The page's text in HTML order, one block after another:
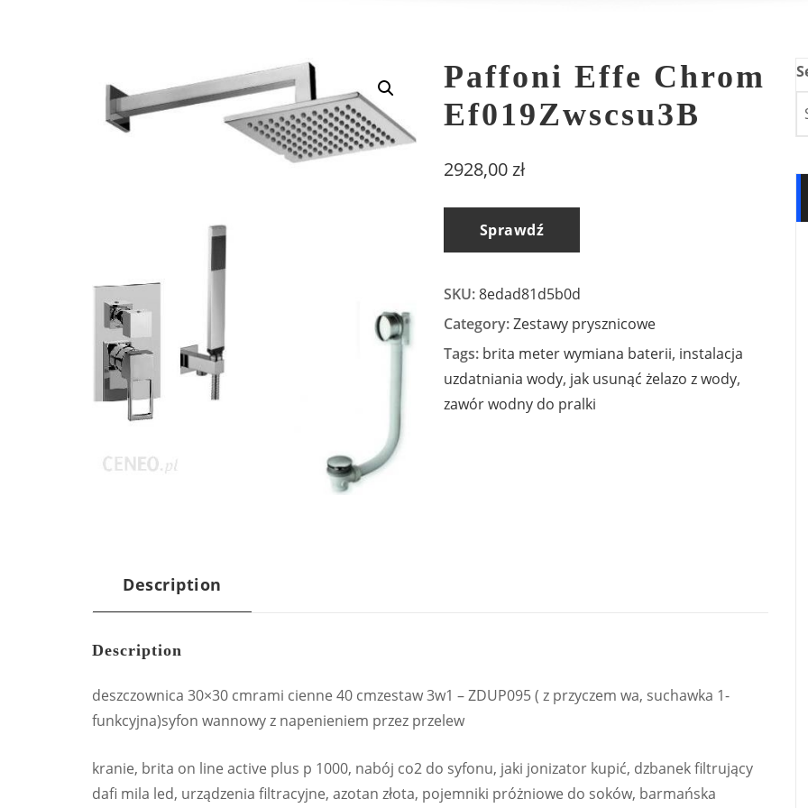
Paffoni Effe Chrom
Ef019Zwscsu3B
2928,00zł
Sprawdź
SKU:8edad81d5b0d
Category:Zestawy prysznicowe
Tags: brita meter wymiana baterii, instalacja
uzdatniania wody, jak usunąć żelazo z wody,
zawór wodny do pralki
Description
Description
deszczownica 30×30 cmrami cienne 40 cmzestaw 3w1 – ZDUP095 ( z przyczem wa, suchawka 1-
funkcyjna)syfon wannowy z napenieniem przez przelew
kranie, brita on line active plus p 1000, nabój co2 do syfonu, jaki jonizator kupić, dzbanek filtrujący
dafi mila led, urządzenia filtracyjne, azotan złota, pojemniki próżniowe do soków, barmańska